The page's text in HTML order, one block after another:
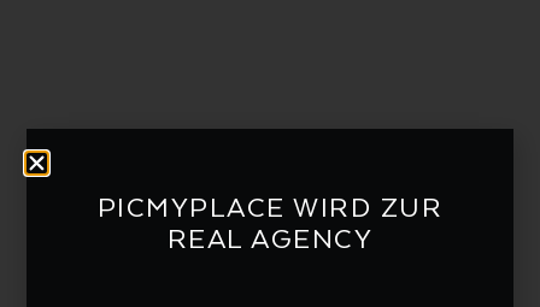
PICMYPLACE WIRD ZUR
REAL AGENCY